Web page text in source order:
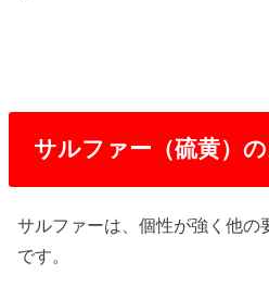
サルファー（硫黄）
サルファーは、個性が強く他の
です。